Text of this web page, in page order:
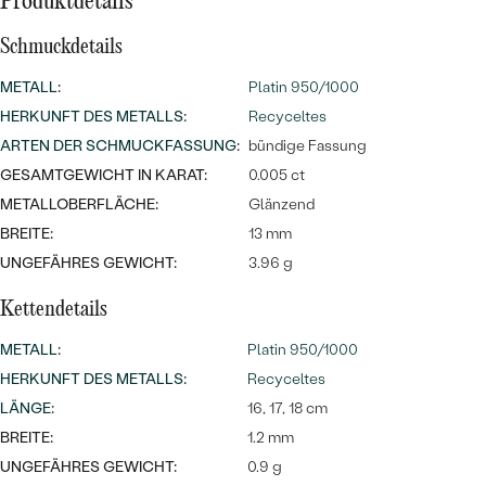
Wave Kollektion
ANSEHEN
NACH DER FARBE
MASSGEFERTIGTER
DIAMANTEN
Ohrrinnge
Personalisierte
Halsketten
Meistverkaufte
Ringe
ANSEHEN
Schmuckdetails
METALL:
Platin 950/1000
HERKUNFT DES METALLS:
Recyceltes
ARTEN DER SCHMUCKFASSUNG: bündige Fassung
GESAMTGEWICHT IN KARAT:
0.005 ct
METALLOBERFLÄCHE:
Glänzend
BREITE:
13 mm
UNGEFÄHRES GEWICHT:
3.96 g
Kettendetails
METALL:
Platin 950/1000
HERKUNFT DES METALLS:
Recyceltes
LÄNGE:
16, 17, 18 cm
BREITE:
1.2 mm
UNGEFÄHRES GEWICHT:
0.9 g